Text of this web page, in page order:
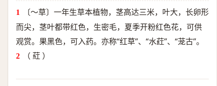
〔～草〕一年生草本植物，茎高达三米，叶大，长卵形
而尖，茎叶都带红色，生密毛，夏季开粉红色花，可供
观赏。果黑色，可入药。亦称“红草”、“水荭”、“茏古”。
（ 葒 ）